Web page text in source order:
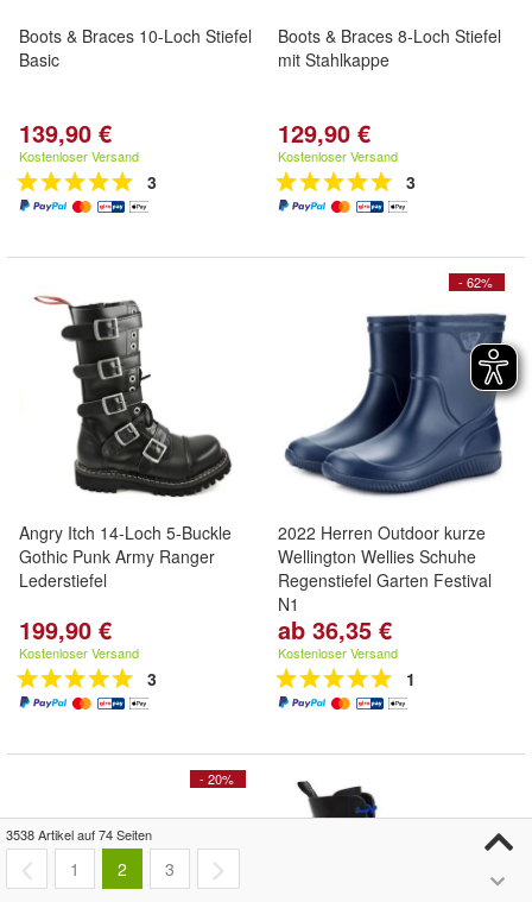
Boots & Braces 10-Loch Stiefel
Basic
139,90 €
Kostenloser Versand
3
Boots & Braces 8-Loch Stiefel
mit Stahlkappe
129,90 €
Kostenloser Versand
3
Angry Itch 14-Loch 5-Buckle
Gothic Punk Army Ranger
Lederstiefel
199,90 €
Kostenloser Versand
3
- 62%
2022 Herren Outdoor kurze
Wellington Wellies Schuhe
Regenstiefel Garten Festival
N1
ab 36,35 €
Kostenloser Versand
1
- 20%
3538 Artikel auf 74 Seiten
1 2 3